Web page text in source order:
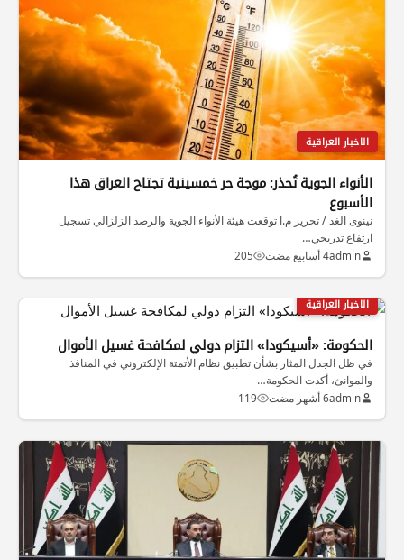
الاخبار العراقية
الأنواء الجوية تُحذر: موجة حر خمسينية تجتاح العراق هذا
الأسبوع
نينوى الغد / تحرير م.ا توقعت هيئة الأنواء الجوية والرصد الزلزالي تسجيل
ارتفاع تدريجي…
admin4 أسابيع مضت 205
الاخبار العراقية
الحكومة: «أسيكودا» التزام دولي لمكافحة غسيل الأموال
في ظل الجدل المثار بشأن تطبيق نظام الأتمتة الإلكتروني في المنافذ
والموانئ، أكدت الحكومة…
admin6 أشهر مضت 119